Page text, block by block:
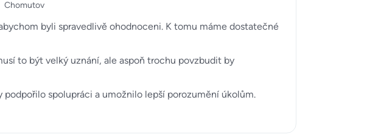
Chomutov
byli spravedlivě ohodnoceni. K tomu máme dostatečné
to být velký uznání, ale aspoň trochu povzbudit by
spolupráci a umožnilo lepší porozumění úkolům.